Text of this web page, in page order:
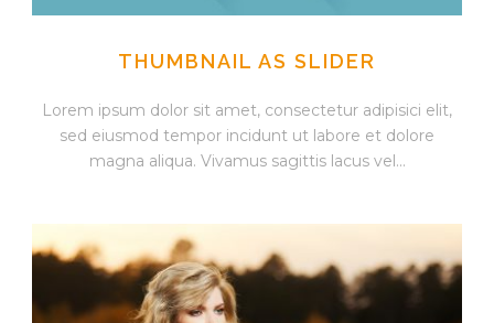
THUMBNAIL AS SLIDER
Lorem ipsum dolor sit amet, consectetur adipisici elit,
sed eiusmod tempor incidunt ut labore et dolore
magna aliqua. Vivamus sagittis lacus vel...